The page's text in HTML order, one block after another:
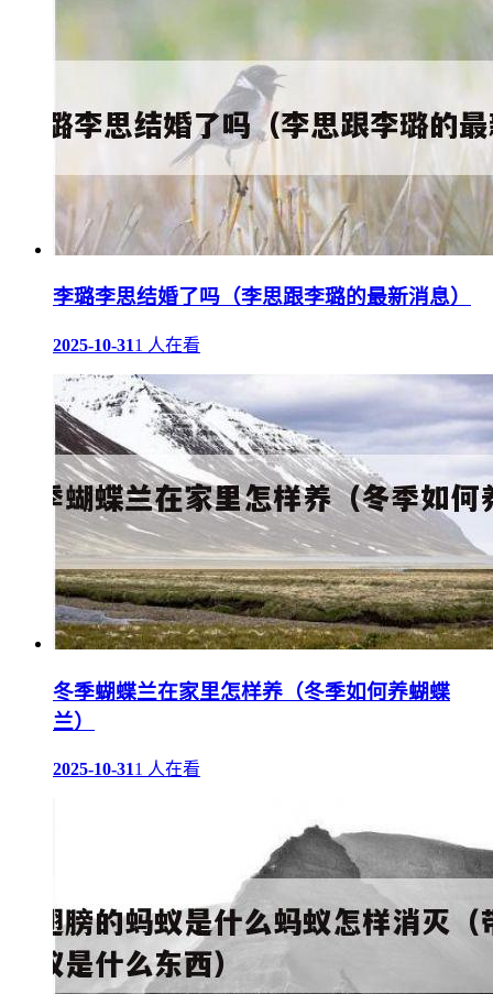
李璐李思结婚了吗（李思跟李璐的最新消息）
2025-10-311 人在看
冬季蝴蝶兰在家里怎样养（冬季如何养蝴蝶
兰）
2025-10-311 人在看